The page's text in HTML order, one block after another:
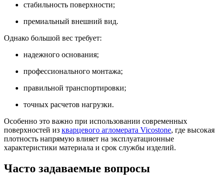
стабильность поверхности;
премиальный внешний вид.
Однако большой вес требует:
надежного основания;
профессионального монтажа;
правильной транспортировки;
точных расчетов нагрузки.
Особенно это важно при использовании современных
поверхностей из кварцевого агломерата Vicostone, где высокая
плотность напрямую влияет на эксплуатационные
характеристики материала и срок службы изделий.
Часто задаваемые вопросы